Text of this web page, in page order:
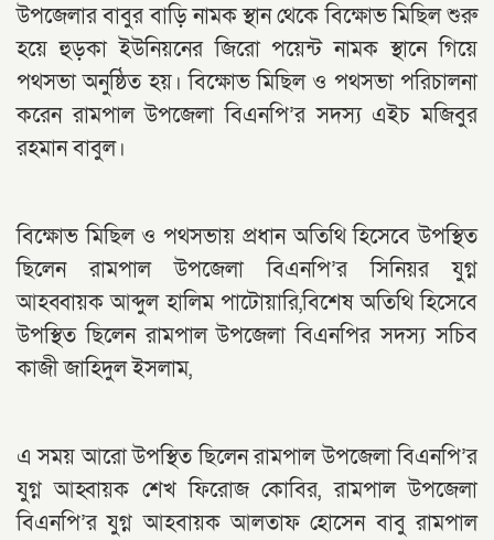
উপজেলার বাবুর বাড়ি নামক স্থান থেকে বিক্ষোভ মিছিল শুরু
হয়ে হুড়কা ইউনিয়নের জিরো পয়েন্ট নামক স্থানে গিয়ে
পথসভা অনুষ্ঠিত হয়। বিক্ষোভ মিছিল ও পথসভা পরিচালনা
করেন রামপাল উপজেলা বিএনপি’র সদস্য এইচ মজিবুর
রহমান বাবুল।
বিক্ষোভ মিছিল ও পথসভায় প্রধান অতিথি হিসেবে উপস্থিত
ছিলেন রামপাল উপজেলা বিএনপি’র সিনিয়র যুগ্ন
আহব্বায়ক আব্দুল হালিম পাটোয়ারি,বিশেষ অতিথি হিসেবে
উপস্থিত ছিলেন রামপাল উপজেলা বিএনপির সদস্য সচিব
কাজী জাহিদুল ইসলাম,
এ সময় আরো উপস্থিত ছিলেন রামপাল উপজেলা বিএনপি’র
যুগ্ন আহ্বায়ক শেখ ফিরোজ কোবির, রামপাল উপজেলা
বিএনপি’র যুগ্ন আহবায়ক আলতাফ হোসেন বাবু রামপাল